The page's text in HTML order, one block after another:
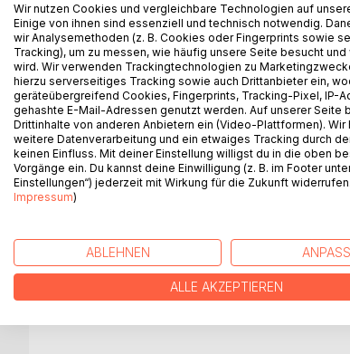
Jonas ruft zum dritten Mal rein. Lena
Intervention, die im Lehrbuch so
Dieses Buch beginnt nicht beim Kind.
zusammenzieht und Sie sich fragen,
'Wie beende ich das Verhalten?' zu:
Schlüsselmoment.
Denn störendes Verhalten folgt einer
Intervention wirkt, hängt dabei nicht
Lehrkraft das Kind wahrnimmt und
Strukturiert, ehrlich und ohne
drei Haltungsräume und konkrete
suchen, sondern verstehen wollen,
um besser zu ihren Schüler*innen
Wir nutzen Cookies und vergleichbare Technologien auf
Einige von ihnen sind essenziell und technisch notwendig.
wir Analysemethoden (z. B. Cookies oder Fingerprints sowie
Tracking), um zu messen, wie häufig unsere Seite besucht
wird. Wir verwenden Trackingtechnologien zu
hierzu serverseitiges Tracking sowie auch Drittanbieter ein,
geräteübergreifend Cookies, Fingerprints, Tracking-Pixel, IP-
gehashte E-Mail-Adressen genutzt werden. Auf unserer Seite
Drittinhalte von anderen Anbietern ein (Video-Plattformen). Wir
weitere Datenverarbeitung und ein etwaiges Tracking durch
keinen Einfluss. Mit deiner Einstellung willigst du in die oben
Vorgänge ein. Du kannst deine Einwilligung (z. B. im Footer
Einstellungen“) jederzeit mit Wirkung für die Zukunft
Impressum)
ABLEHNEN
ALLE AKZEPTIEREN